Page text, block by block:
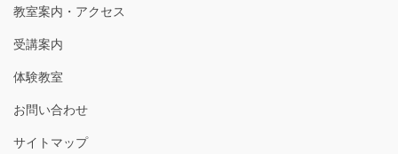
教室案内・アクセス
受講案内
体験教室
お問い合わせ
サイトマップ